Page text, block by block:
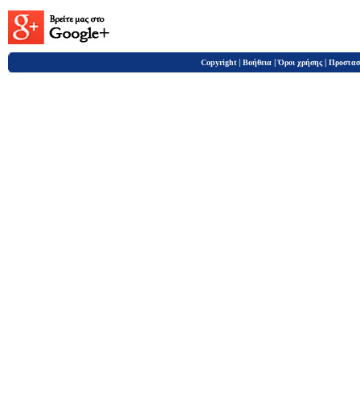
Copyright | Βοήθεια |Όροι χρήσης |